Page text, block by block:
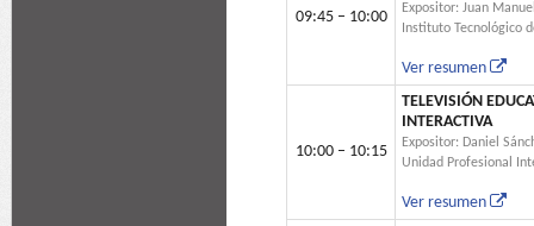
09:45 – 10:00
Expositor: Juan
Instituto Tecnológico
Ver resumen
10:00 – 10:15
TELEVISIÓN
INTERACTIVA
Expositor: Daniel
Unidad Profesional
Ver resumen